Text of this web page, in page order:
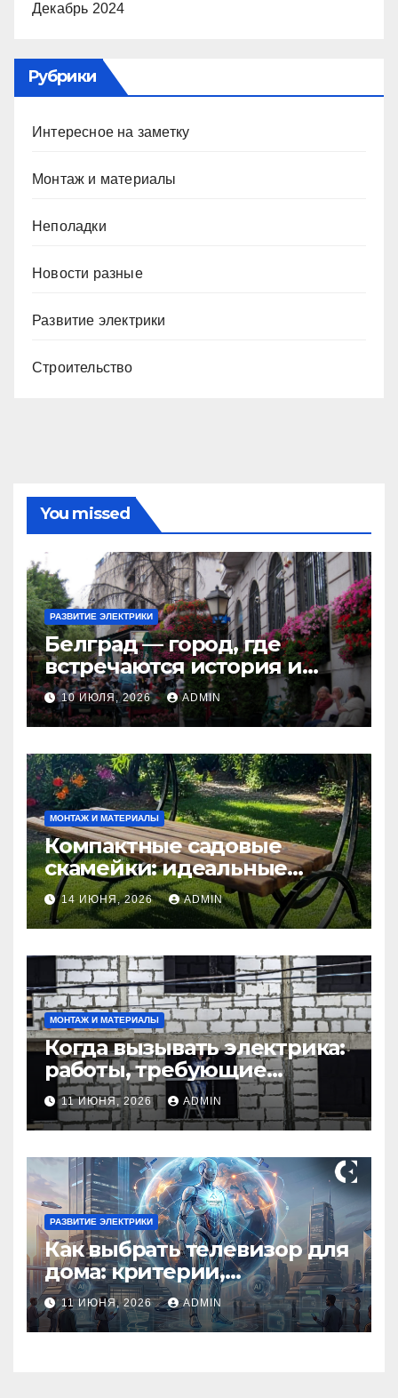
Декабрь 2024
Рубрики
Интересное на заметку
Монтаж и материалы
Неполадки
Новости разные
Развитие электрики
Строительство
You missed
РАЗВИТИЕ ЭЛЕКТРИКИ
Белград — город, где
встречаются история и
современность
10 ИЮЛЯ, 2026 ADMIN
МОНТАЖ И МАТЕРИАЛЫ
Компактные садовые
скамейки: идеальные
решения Madmetal.ru для
маленьких участков
14 ИЮНЯ, 2026 ADMIN
МОНТАЖ И МАТЕРИАЛЫ
Когда вызывать электрика:
работы, требующие
профессионала Электрик
круглосуточно
11 ИЮНЯ, 2026 ADMIN
РАЗВИТИЕ ЭЛЕКТРИКИ
Как выбрать телевизор для
дома: критерии,
технологии и советы
11 ИЮНЯ, 2026 ADMIN